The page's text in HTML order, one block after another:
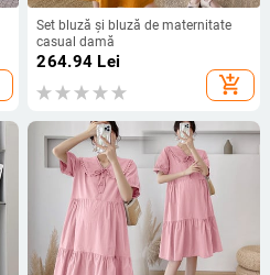
Set bluză și bluză de maternitate
casual damă
264.94 Lei
add_shopping_cart